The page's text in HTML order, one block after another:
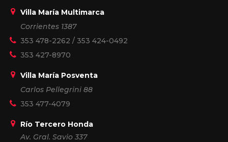
Villa María Multimarca
Corrientes 1387
353 478-2262 / 353 424-0492
353 427-8970
Villa María Posventa
Carlos Pellegrini 88
353 477-4079
Río Tercero Honda
Av. Gral. Savio 337